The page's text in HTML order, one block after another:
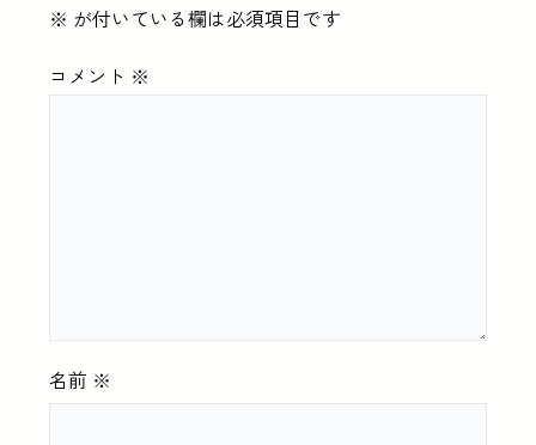
※ が付いている欄は必須項目です
コメント ※
名前 ※